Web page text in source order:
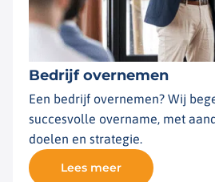
Bedrijf overnemen
Een bedrijf overnemen? Wij
succesvolle overname, met
doelen en strategie.
Lees meer